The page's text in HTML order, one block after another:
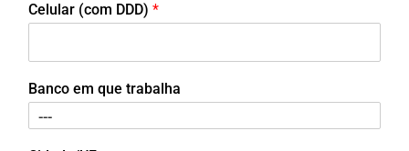
Celular (com DDD) *
Banco em que trabalha